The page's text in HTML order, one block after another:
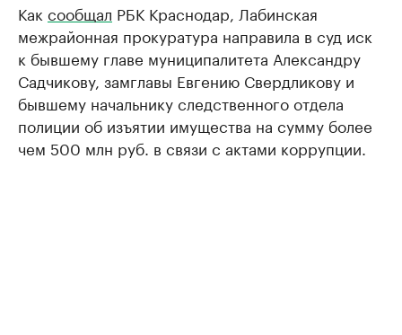
Как сообщал РБК Краснодар, Лабинская
межрайонная прокуратура направила в суд иск
к бывшему главе муниципалитета Александру
Садчикову, замглавы Евгению Свердликову и
бывшему начальнику следственного отдела
полиции об изъятии имущества на сумму более
чем 500 млн руб. в связи с актами коррупции.